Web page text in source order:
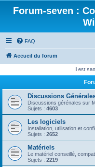
Forum-seven :
FAQ
Accueil du forum
Il est
Discussions
Discussions gérénales sur
Sujets : 4603
Les logiciels
Installation, utilisation et
Sujets : 2652
Matériels
Le matériel conseillé,
Sujets : 2219